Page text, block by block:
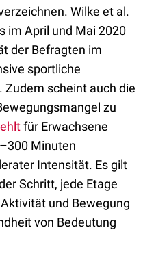
Wilke et al.
im April und Mai 2020
der Befragten im
sportliche
Zudem scheint auch die
zu
für Erwachsene
Minuten
Intensität. Es gilt
Schritt, jede Etage
und Bewegung
von Bedeutung